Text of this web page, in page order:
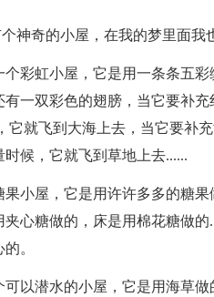
奇的小屋，在我的梦里面我也
虹小屋，它是用一条条五彩
有一双彩色的翅膀，当它要补
它就飞到大海上去，当它要补
候，它就飞到草地上去......
屋，它是用许许多多的糖果
心糖做的，床是用棉花糖做
。
潜水的小屋，它是用海草做